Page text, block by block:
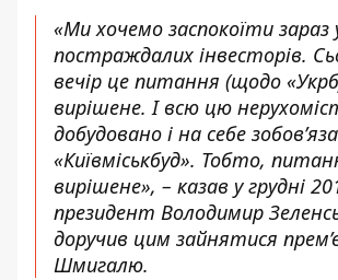
«Ми хочемо заспокоїти зараз
постраждалих інвесторів.
вечір це питання (щодо
вирішене. І всю цю
добудовано і на себе
«Київміськбуд». Тобто,
вирішене», – казав у грудні
президент Володимир
доручив цим зайнятися
Шмигалю.